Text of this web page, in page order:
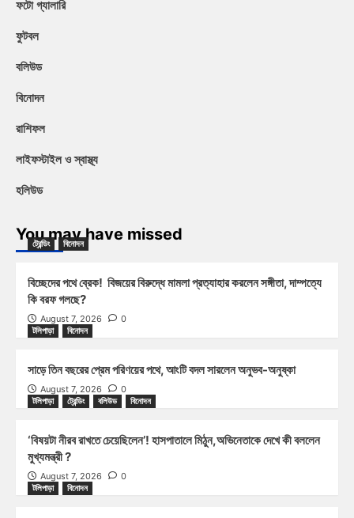
ফটো গ্যালারি
ফুটবল
বলিউড
বিনোদন
রাশিফল
লাইফস্টাইল ও স্বাস্থ্য
হলিউড
You may have missed
ট্রেন্ডিং বিনোদন
বিচ্ছেদের পথে ব্রেক! বিজয়ের বিরুদ্ধে মামলা প্রত্যাহার করলেন সঙ্গীতা, দাম্পত্যে
কি বরফ গলছে?
August 7, 2026
0
টলিপাড়া
বিনোদন
সাড়ে তিন বছরের প্রেম পরিণয়ের পথে, আংটি বদল সারলেন অনুভব-অনুষ্কা
August 7, 2026
0
টলিপাড়া
ট্রেন্ডিং বলিউড বিনোদন
‘বিষয়টা নীরব রাখতে চেয়েছিলেন’! হাসপাতালে মিঠুন,অভিনেতাকে দেখে কী বললেন
মুখ্যমন্ত্রী ?
August 7, 2026
0
টলিপাড়া
বিনোদন